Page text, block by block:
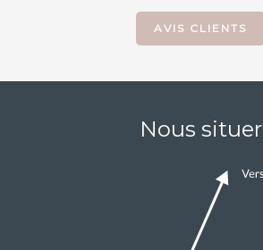
AVIS CLIENTS
Nous situer